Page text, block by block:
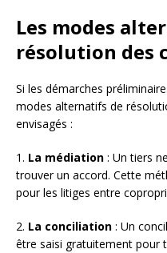
Les modes
résolution des
Si les démarches
modes alternatifs de
envisagés :
1. La médiation : Un tiers
trouver un accord. Cette
pour les litiges entre
2. La conciliation : Un
être saisi gratuitement pour